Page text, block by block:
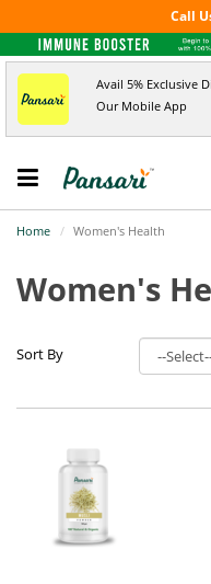
Call
Avail 5% Exclusive
Our Mobile App
Home Women's Health
Women's
Sort By